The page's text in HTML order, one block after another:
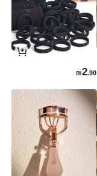
₪2.90